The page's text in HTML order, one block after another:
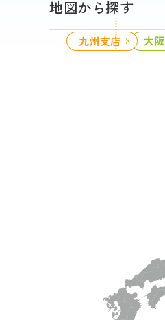
地図から探す